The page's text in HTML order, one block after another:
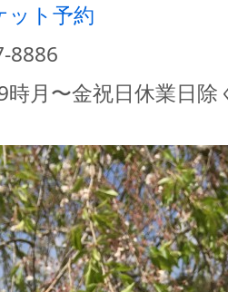
ット予約
8886
時月〜金祝日休業日除